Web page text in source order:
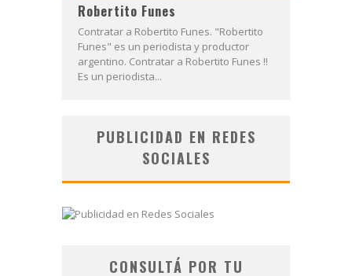
Robertito Funes
Contratar a Robertito Funes. "Robertito
Funes" es un periodista y productor
argentino. Contratar a Robertito Funes !!
Es un periodista...
PUBLICIDAD EN REDES
SOCIALES
CONSULTÁ POR TU